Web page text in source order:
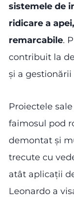
sistemele de
ridicare a
remarcabile.
contribuit la
și a gestionării
Proiectele
faimosul pod
demontat și
trecute cu
atât aplicații
Leonardo a